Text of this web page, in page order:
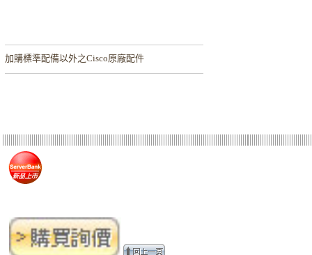
加購標準配備以外之Cisco原廠配件